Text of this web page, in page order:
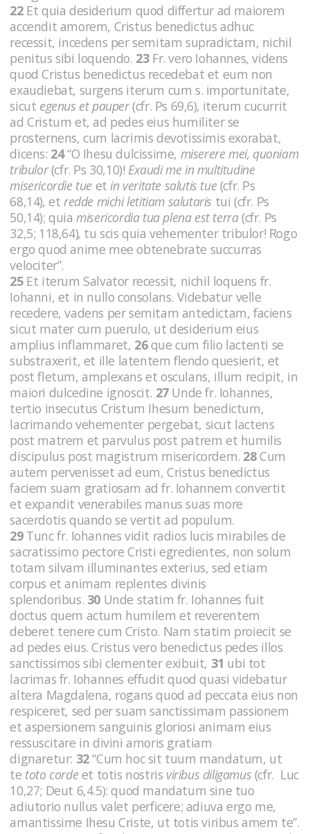
22Et quia desiderium quod differtur ad maiorem
accendit amorem, Cristus benedictus adhuc
recessit, incedens per semitam supradictam, nichil
penitus sibi loquendo. 23Fr. vero Iohannes, videns
quod Cristus benedictus recedebat et eum non
exaudiebat, surgens iterum cum s. importunitate,
sicut egenus et pauper(cfr. Ps 69,6), iterum cucurrit
ad Cristum et, ad pedes eius humiliter se
prosternens, cum lacrimis devotissimis exorabat,
dicens: 24“O Ihesu dulcissime, miserere mei, quoniam
tribulor(cfr. Ps 30,10)! Exaudi me in multitudine
misericordie tue etin veritate salutis tue(cfr. Ps
68,14),etredde michi letitiam salutaris tui (cfr. Ps
50,14); quiamisericordia tua plena est terra(cfr. Ps
32,5; 118,64), tu scis quia vehementer tribulor! Rogo
ergo quod anime mee obtenebrate succurras
velociter”.
25Et iterum Salvator recessit, nichil loquens fr.
Iohanni, et in nullo consolans. Videbatur velle
recedere, vadens per semitam antedictam, faciens
sicut mater cum puerulo, ut desiderium eius
amplius inflammaret, 26que cum filio lactenti se
substraxerit, et ille latentem flendo quesierit, et
post fletum, amplexans et osculans, illum recipit, in
maiori dulcedine ignoscit. 27Unde fr. Iohannes,
tertio insecutus Cristum Ihesum benedictum,
lacrimando vehementer pergebat, sicut lactens
post matrem et parvulus post patrem et humilis
discipulus post magistrum misericordem. 28Cum
autem pervenisset ad eum, Cristus benedictus
faciem suam gratiosam ad fr. Iohannem convertit
et expandit venerabiles manus suas more
sacerdotis quando se vertit ad populum.
29 Tunc fr. Iohannes vidit radios lucis mirabiles de
sacratissimo pectore Cristi egredientes, non solum
totam silvam illuminantes exterius, sed etiam
corpus et animam replentes divinis
splendoribus. 30 Unde statim fr. Iohannes fuit
doctus quem actum humilem et reverentem
deberet tenere cum Cristo. Nam statim proiecit se
ad pedes eius. Cristus vero benedictus pedes illos
sanctissimos sibi clementer exibuit, 31 ubi tot
lacrimas fr. Iohannes effudit quod quasi videbatur
altera Magdalena, rogans quod ad peccata eius non
respiceret, sed per suam sanctissimam passionem
et aspersionem sanguinis gloriosi animam eius
ressuscitare in divini amoris gratiam
dignaretur: 32“Cum hoc sit tuum mandatum, ut
te toto cordeet totis nostris viribus diligamus (cfr. Luc
10,27; Deut 6,4.5): quod mandatum sine tuo
adiutorio nullus valet perficere; adiuva ergo me,
amantissime Ihesu Criste, ut totis viribus amem te”.